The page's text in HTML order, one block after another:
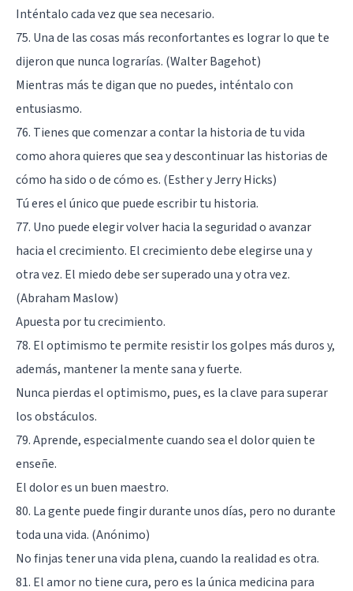
Inténtalo cada vez que sea necesario.
75. Una de las cosas más reconfortantes es lograr lo que te
dijeron que nunca lograrías. (Walter Bagehot)
Mientras más te digan que no puedes, inténtalo con
entusiasmo.
76. Tienes que comenzar a contar la historia de tu vida
como ahora quieres que sea y descontinuar las historias de
cómo ha sido o de cómo es. (Esther y Jerry Hicks)
Tú eres el único que puede escribir tu historia.
77. Uno puede elegir volver hacia la seguridad o avanzar
hacia el crecimiento. El crecimiento debe elegirse una y
otra vez. El miedo debe ser superado una y otra vez.
(Abraham Maslow)
Apuesta por tu crecimiento.
78. El optimismo te permite resistir los golpes más duros y,
además, mantener la mente sana y fuerte.
Nunca pierdas el optimismo, pues, es la clave para superar
los obstáculos.
79. Aprende, especialmente cuando sea el dolor quien te
enseñe.
El dolor es un buen maestro.
80. La gente puede fingir durante unos días, pero no durante
toda una vida. (Anónimo)
No finjas tener una vida plena, cuando la realidad es otra.
81. El amor no tiene cura, pero es la única medicina para